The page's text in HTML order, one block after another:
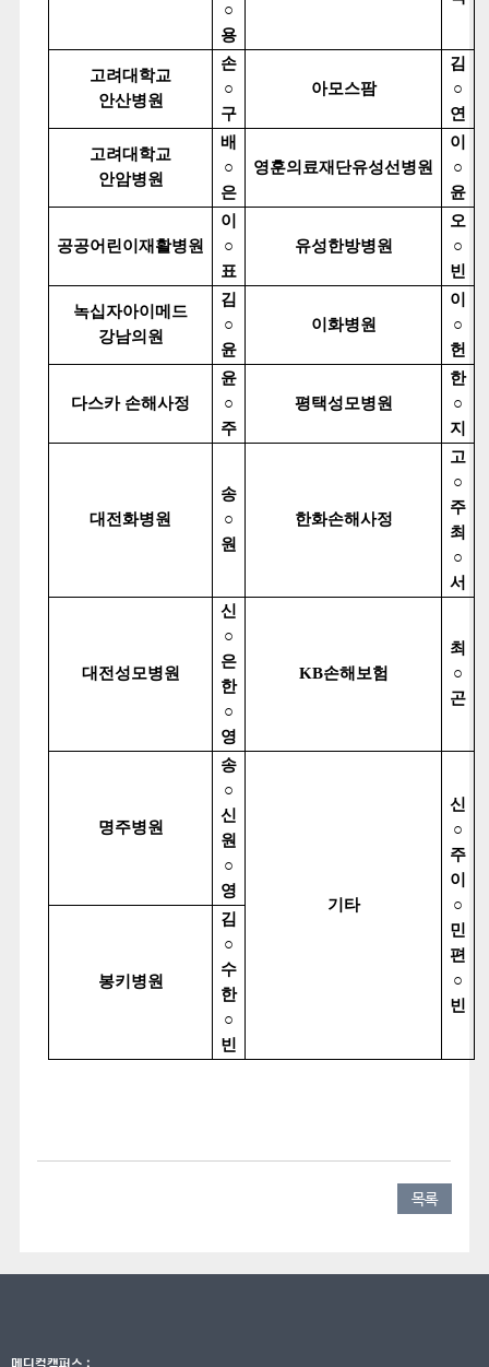
○
용
고려대학교
안산병원
손
○
구
아모스팜
김
○
연
고려대학교
안암병원
배
○
은
영훈의료재단유성선병원
이
○
윤
공공어린이재활병원
이
○
표
유성한방병원
오
○
빈
녹십자아이메드
강남의원
김
○
윤
이화병원
이
○
헌
다스카 손해사정
윤
○
주
평택성모병원
한
○
지
대전화병원
송
○
원
한화손해사정
고
○
주
최
○
서
대전성모병원
신
○
은
한
○
영
KB손해보험
최
○
곤
명주병원
송
○
신
원
○
영
기타
신
○
주
이
○
민
편
○
빈
봉키병원
김
○
수
한
○
빈
목록